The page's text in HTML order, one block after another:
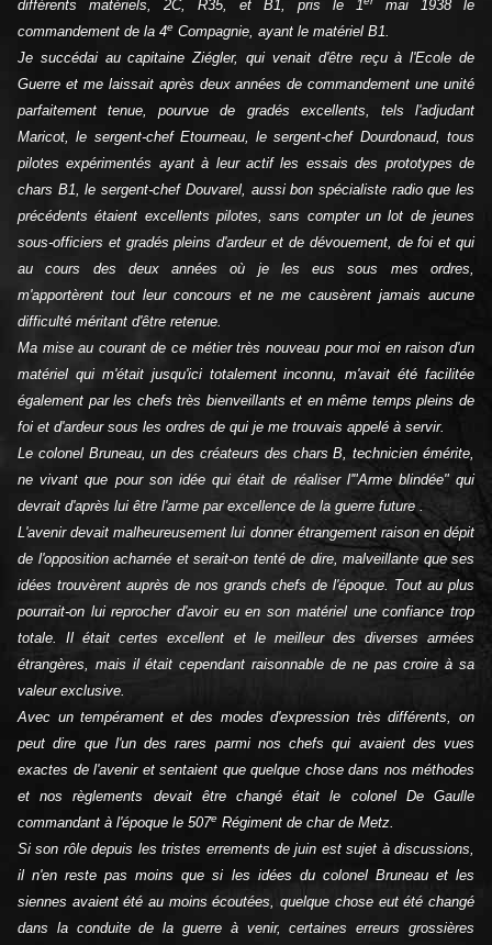
différents matériels, 2C, R35, et B1, pris le 1
mai 1938 le
commandement de la 4e Compagnie, ayant le matériel B1.
Je succédai au capitaine Ziégler, qui venait d'être reçu à l'Ecole de
Guerre et me laissait après deux années de commandement une unité
parfaitement tenue, pourvue de gradés excellents, tels l'adjudant
Maricot, le sergent-chef Etourneau, le sergent-chef Dourdonaud, tous
pilotes expérimentés ayant à leur actif les essais des prototypes de
chars B1, le sergent-chef Douvarel, aussi bon spécialiste radio que les
précédents étaient excellents pilotes, sans compter un lot de jeunes
sous-officiers et gradés pleins d'ardeur et de dévouement, de foi et qui
au cours des deux années où je les eus sous mes ordres,
m'apportèrent tout leur concours et ne me causèrent jamais aucune
difficulté méritant d'être retenue.
Ma mise au courant de ce métier très nouveau pour moi en raison d'un
matériel qui m'était jusqu'ici totalement inconnu, m'avait été facilitée
également par les chefs très bienveillants et en même temps pleins de
foi et d'ardeur sous les ordres de qui je me trouvais appelé à servir.
Le colonel Bruneau, un des créateurs des chars B, technicien émérite,
ne vivant que pour son idée qui était de réaliser l'"Arme blindée" qui
devrait d'après lui être l'arme par excellence de la guerre future .
L'avenir devait malheureusement lui donner étrangement raison en dépit
de l'opposition acharnée et serait-on tenté de dire, malveillante que ses
idées trouvèrent auprès de nos grands chefs de l'époque. Tout au plus
pourrait-on lui reprocher d'avoir eu en son matériel une confiance trop
totale. Il était certes excellent et le meilleur des diverses armées
étrangères, mais il était cependant raisonnable de ne pas croire à sa
valeur exclusive.
Avec un tempérament et des modes d'expression très différents, on
peut dire que l'un des rares parmi nos chefs qui avaient des vues
exactes de l'avenir et sentaient que quelque chose dans nos méthodes
et nos règlements devait être changé était le colonel De Gaulle
commandant à l'époque le 507e Régiment de char de Metz.
Si son rôle depuis les tristes errements de juin est sujet à discussions,
il n'en reste pas moins que si les idées du colonel Bruneau et les
siennes avaient été au moins écoutées, quelque chose eut été changé
dans la conduite de la guerre à venir, certaines erreurs grossières